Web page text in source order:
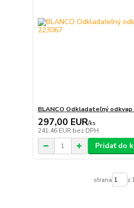
BLANCO Odkladateľný odkvap
297,00 EUR/ks
241,46 EUR bez DPH
Pridať do
strana z